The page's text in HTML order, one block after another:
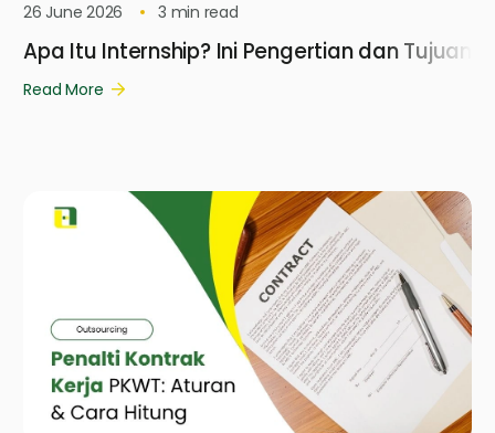
26 June 2026
3 min read
Apa Itu Internship? Ini Pengertian dan
Read More